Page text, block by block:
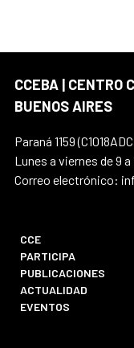
CCEBA | CENTRO
BUENOS AIRES
Paraná 1159
Lunes a viernes de 9 a
Correo electrónico:
CCE
PARTICIPA
PUBLICACIONES
ACTUALIDAD
EVENTOS